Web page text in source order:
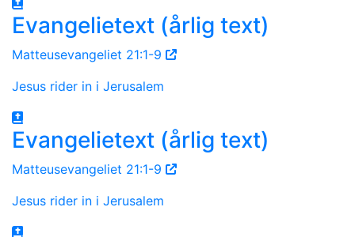
Evangelietext (årlig text)
Matteusevangeliet 21:1-9
Jesus rider in i Jerusalem
Evangelietext (årlig text)
Matteusevangeliet 21:1-9
Jesus rider in i Jerusalem